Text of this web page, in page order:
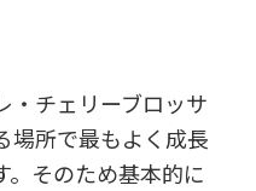
・チェリーブロッサ
場所で最もよく成長
。そのため基本的に